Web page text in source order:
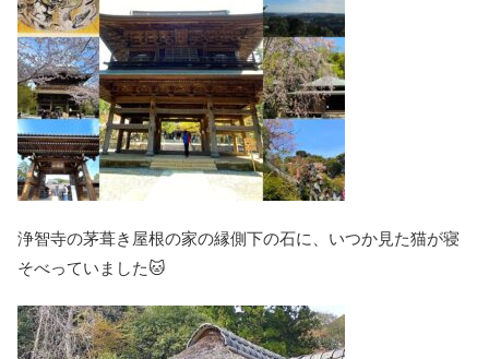
浄智寺の茅葺き屋根の家の縁側下の石に、いつか見た猫が寝
そべっていました🐱